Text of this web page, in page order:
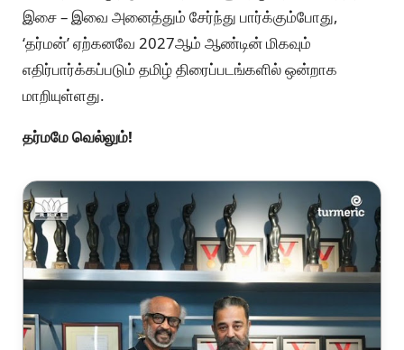
இசை – இவை அனைத்தும் சேர்ந்து பார்க்கும்போது,
‘தர்மன்’ ஏற்கனவே 2027ஆம் ஆண்டின் மிகவும்
எதிர்பார்க்கப்படும் தமிழ் திரைப்படங்களில் ஒன்றாக
மாறியுள்ளது.
தர்மமே வெல்லும்!